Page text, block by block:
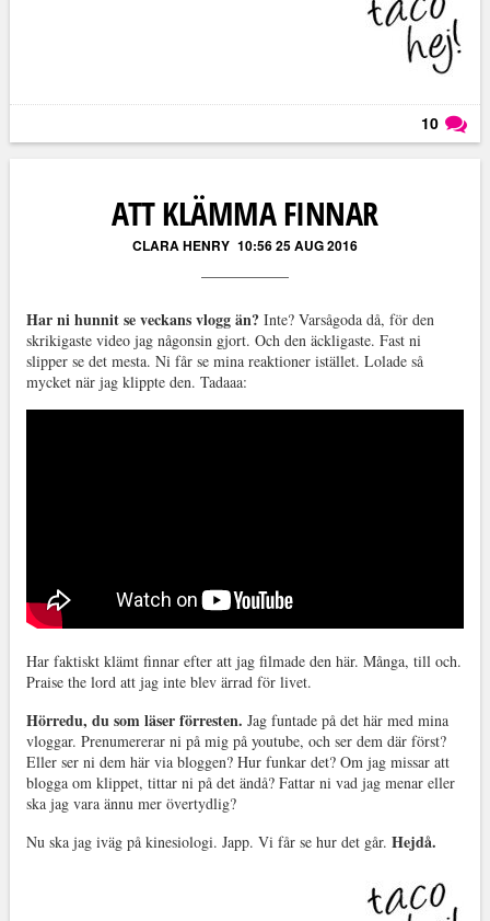
10
ATT KLÄMMA FINNAR
CLARA HENRY 10:56 25 AUG 2016
Har ni hunnit se veckans vlogg än?Inte? Varsågoda då, för den
skrikigaste video jag någonsin gjort. Och den äckligaste. Fast ni
slipper se det mesta. Ni får se mina reaktioner istället. Lolade så
mycket när jag klippte den. Tadaaa:
Har faktiskt klämt finnar efter att jag filmade den här. Många, till och.
Praise the lord att jag inte blev ärrad för livet.
Hörredu, du som läser förresten. Jag funtade på det här med mina
vloggar. Prenumererar ni på mig på youtube, och ser dem där först?
Eller ser ni dem här via bloggen? Hur funkar det? Om jag missar att
blogga om klippet, tittar ni på det ändå? Fattar ni vad jag menar eller
ska jag vara ännu mer övertydlig?
Nu ska jag iväg på kinesiologi. Japp. Vi får se hur det går. Hejdå.